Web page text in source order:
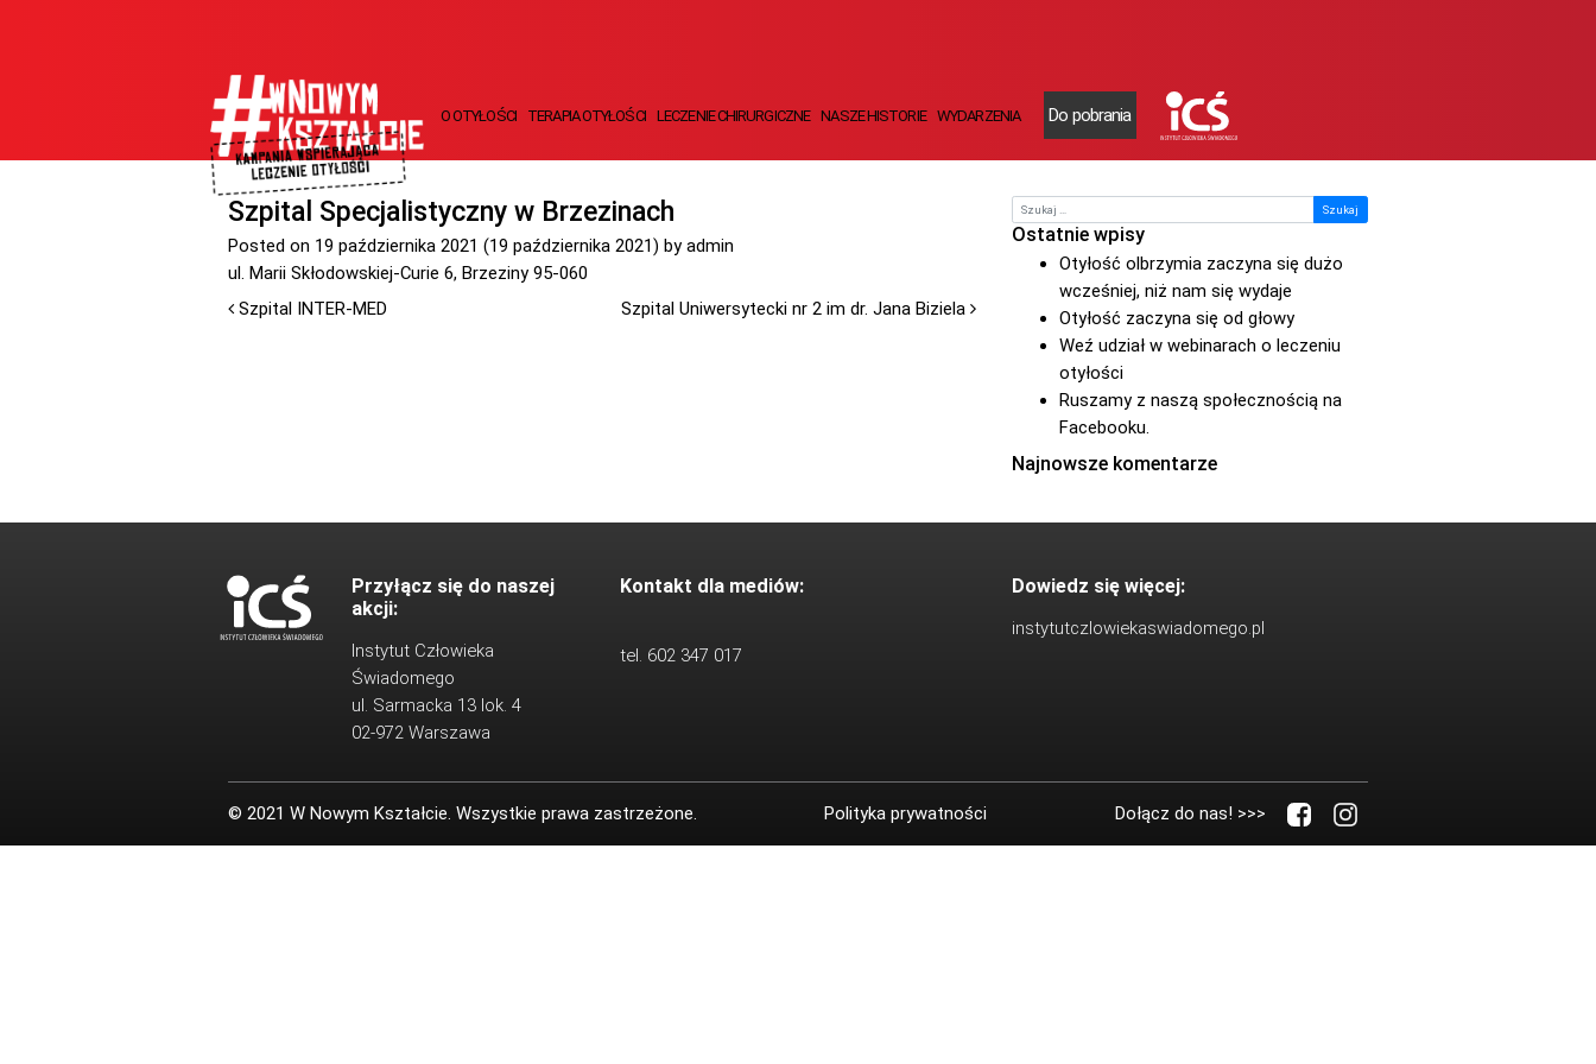
O OTYŁOŚCI TERAPIA OTYŁOŚCI LECZENIE CHIRURGICZNE NASZE HISTORIE WYDARZENIA Do pobrania
Szpital Specjalistyczny w Brzezinach
Posted on 19 października 2021 (19 października 2021) by admin
ul. Marii Skłodowskiej-Curie 6, Brzeziny 95-060
Nawigacja po artykułach
Szpital INTER-MED Szpital Uniwersytecki nr 2 im dr. Jana Biziela
Szukaj
Ostatnie wpisy
Otyłość olbrzymia zaczyna się dużo
wcześniej, niż nam się wydaje
Otyłość zaczyna się od głowy
Weź udział w webinarach o leczeniu
otyłości
Ruszamy z naszą społecznością na
Facebooku.
Najnowsze komentarze
Przyłącz się do naszej
akcji:
Instytut Człowieka
Świadomego
ul. Sarmacka 13 lok. 4
02-972 Warszawa
Kontakt dla mediów:
tel. 602 347 017
Dowiedz się więcej:
instytutczlowiekaswiadomego.pl
© 2021 W Nowym Kształcie. Wszystkie prawa zastrzeżone. Polityka prywatności Dołącz do nas! >>>